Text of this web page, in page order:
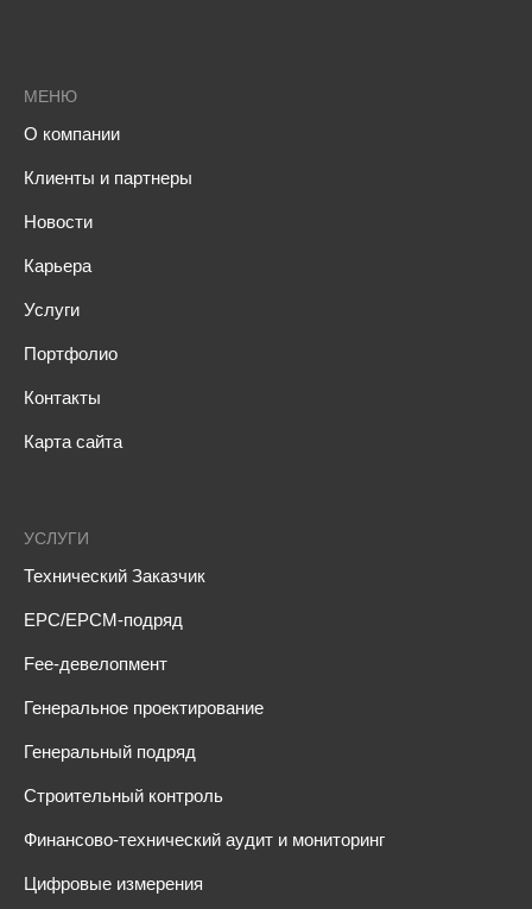
МЕНЮ
О компании
Клиенты и партнеры
Новости
Карьера
Услуги
Портфолио
Контакты
Карта сайта
УСЛУГИ
Технический Заказчик
EPC/EPCM-подряд
Fee-девелопмент
Генеральное проектирование
Генеральный подряд
Строительный контроль
Финансово-технический аудит и мониторинг
Цифровые измерения